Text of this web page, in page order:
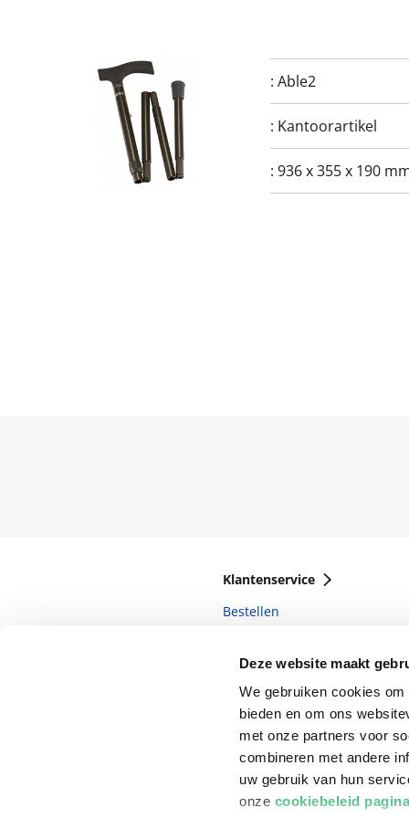
Deze website maakt
We gebruiken cookies
bieden en om ons
met onze partners voor
combineren met andere
uw gebruik van hun
onze cookiebeleid pagina
: Able2
: Kantoorartikel
: 936 x 355 x 190
Klantenservice
Bestellen
Retourneren
Veelgestelde vragen